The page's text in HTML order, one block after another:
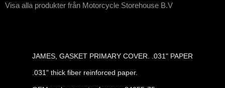
Visa alla produkter från Motorcycle Storehouse B.V
JAMES, GASKET PRIMARY COVER. .031" PAPER
.031" thick fiber reinforced paper.